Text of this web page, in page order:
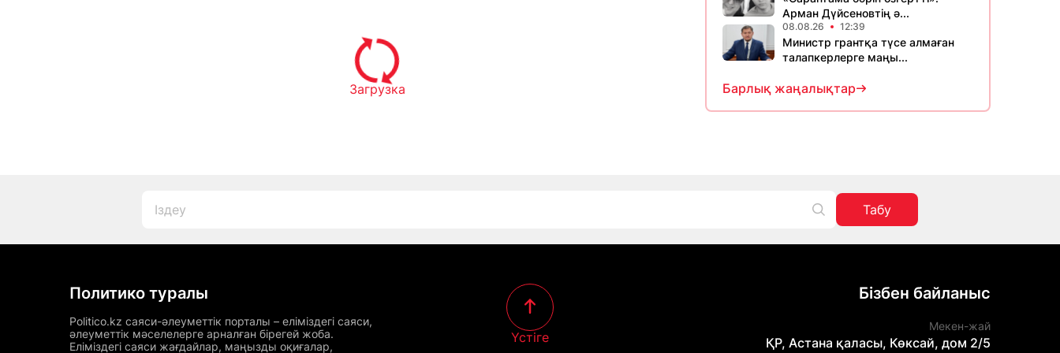
Загрузка
Арман Дүйсеновтің ә...
08.08.26 12:39
Министр грантқа түсе алмаған
талапкерлерге маңы...
Барлық жаңалықтар
Табу
Политико туралы
Politico.kz саяси-әлеуметтік порталы – еліміздегі саяси,
әлеуметтік мәселелерге арналған бірегей жоба.
Еліміздегі саяси жағдайлар, маңызды оқиғалар,
Үстіге
Бізбен байланыс
Мекен-жай
ҚР, Астана қаласы, Көксай, дом 2/5